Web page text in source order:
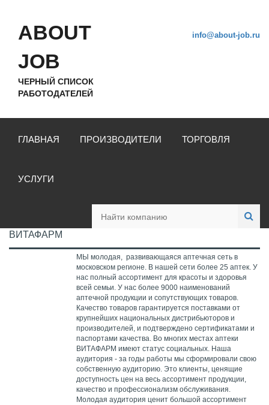
ABOUT
JOB
ЧЕРНЫЙ СПИСОК
РАБОТОДАТЕЛЕЙ
info@about-job.ru
ГЛАВНАЯ ПРОИЗВОДИТЕЛИ ТОРГОВЛЯ
УСЛУГИ
ВИТАФАРМ
МЫ молодая, развивающаяся аптечная сеть в
московском регионе. В нашей сети более 25 аптек. У
нас полный ассортимент для красоты и здоровья
всей семьи. У нас более 9000 наименований
аптечной продукции и сопутствующих товаров.
Качество товаров гарантируется поставками от
крупнейших национальных дистрибьюторов и
производителей, и подтверждено сертификатами и
паспортами качества. Во многих местах аптеки
ВИТАФАРМ имеют статус социальных. Наша
аудитория - за годы работы мы сформировали свою
собственную аудиторию. Это клиенты, ценящие
доступность цен на весь ассортимент продукции,
качество и профессионализм обслуживания.
Молодая аудитория ценит большой ассортимент